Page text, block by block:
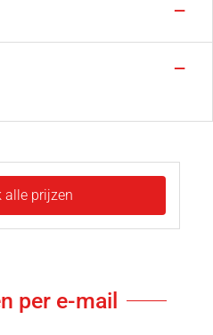
—
—
alle prijzen
per e-mail